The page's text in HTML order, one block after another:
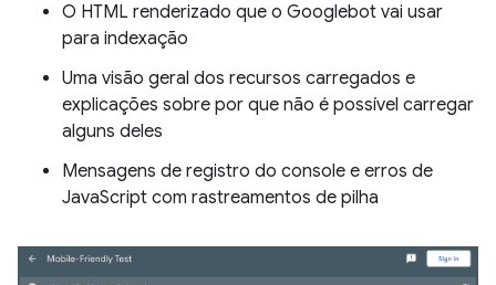
O HTML renderizado que o Googlebot vai usar
para indexação
Uma visão geral dos recursos carregados e
explicações sobre por que não é possível carregar
alguns deles
Mensagens de registro do console e erros de
JavaScript com rastreamentos de pilha